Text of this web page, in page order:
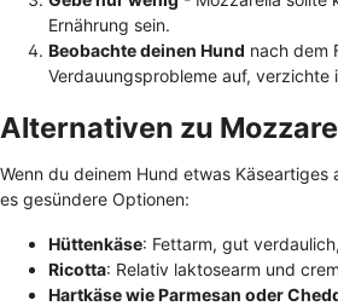
Ernährung sein.
Beobachte deinen Hund nach dem
Verdauungsprobleme auf, verzichte
Alternativen zu
Wenn du deinem Hund etwas
es gesündere Optionen:
Hüttenkäse: Fettarm, gut
Ricotta: Relativ laktosearm und
Hartkäse wie Parmesan oder